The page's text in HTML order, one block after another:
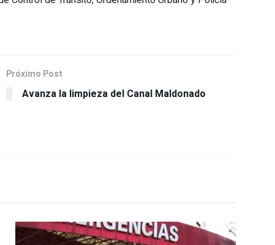
Próximo Post
Avanza la limpieza del Canal Maldonado